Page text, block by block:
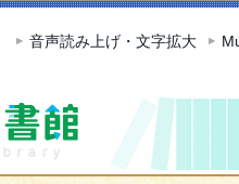
この
音声読み上げ・文字拡大